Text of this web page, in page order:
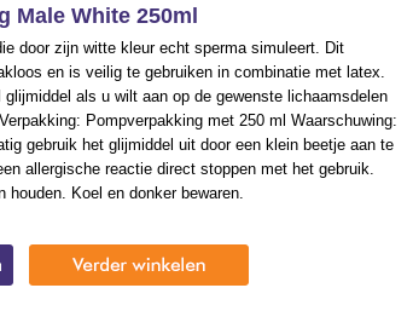
Male White 250ml
door zijn witte kleur echt sperma simuleert. Dit
en is veilig te gebruiken in combinatie met latex.
als u wilt aan op de gewenste lichaamsdelen
Pompverpakking met 250 ml Waarschuwing:
gebruik het glijmiddel uit door een klein beetje aan te
allergische reactie direct stoppen met het gebruik.
Koel en donker bewaren.